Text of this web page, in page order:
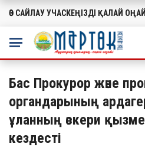
МАҢЫЗДЫ
ӨЗ САЙЛАУ УЧАСКЕҢІЗДІ ҚАЛАЙ
Бас Прокурор және
органдарының
ұланның әскери
кездесті